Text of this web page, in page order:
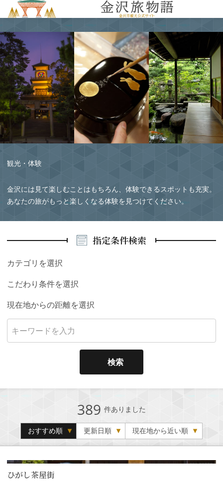
観光・体験
金沢には見て楽しむことはもちろん、体験できるスポットも充実。
あなたの旅がもっと楽しくなる体験を見つけてください。
指定条件検索
カテゴリを選択
こだわり条件を選択
現在地からの距離を選択
検索
389 件ありました
おすすめ順 更新日順 現在地から近い順
ひがし茶屋街